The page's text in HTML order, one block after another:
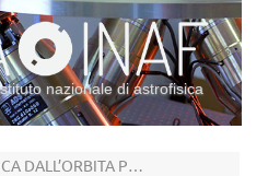
nazionale di astrofisica
LA VARIABILE CATACLISMICA DALL’ORBITA PIÙ CORTA DI SEMPRE